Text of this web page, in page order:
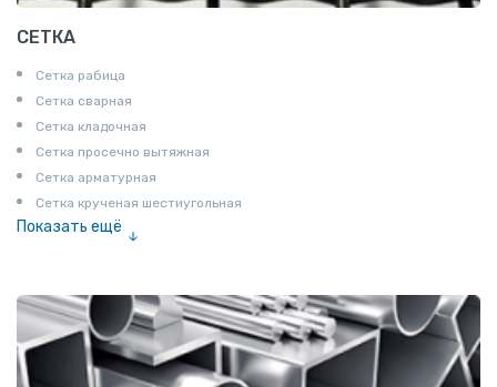
СЕТКА
Сетка рабица
Сетка сварная
Сетка кладочная
Сетка просечно вытяжная
Сетка арматурная
Сетка крученая шестиугольная
Показать ещё